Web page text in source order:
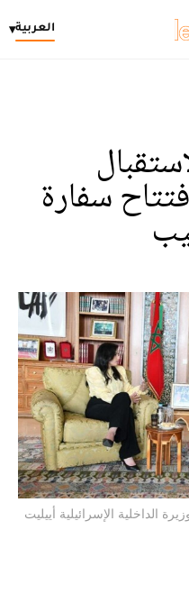
العربية▾
سفارة
الداخلية الإسرائيلية أييليت